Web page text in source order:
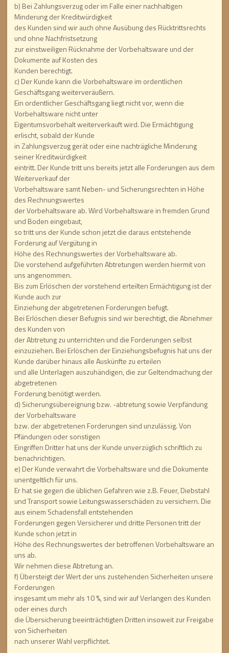
b) Bei Zahlungsverzug oder im Falle einer nachhaltigen
Minderung der Kreditwürdigkeit
des Kunden sind wir auch ohne Ausübung des Rücktrittsrechts
und ohne Nachfristsetzung
zur einstweiligen Rücknahme der Vorbehaltsware und der
Dokumente auf Kosten des
Kunden berechtigt.
c) Der Kunde kann die Vorbehaltsware im ordentlichen
Geschäftsgang weiterveräußern.
Ein ordentlicher Geschäftsgang liegt nicht vor, wenn die
Vorbehaltsware nicht unter
Eigentumsvorbehalt weiterverkauft wird. Die Ermächtigung
erlischt, sobald der Kunde
in Zahlungsverzug gerät oder eine nachträgliche Minderung
seiner Kreditwürdigkeit
eintritt. Der Kunde tritt uns bereits jetzt alle Forderungen aus dem
Weiterverkauf der
Vorbehaltsware samt Neben- und Sicherungsrechten in Höhe
des Rechnungswertes
der Vorbehaltsware ab. Wird Vorbehaltsware in fremden Grund
und Boden eingebaut,
so tritt uns der Kunde schon jetzt die daraus entstehende
Forderung auf Vergütung in
Höhe des Rechnungswertes der Vorbehaltsware ab.
Die vorstehend aufgeführten Abtretungen werden hiermit von
uns angenommen.
Bis zum Erlöschen der vorstehend erteilten Ermächtigung ist der
Kunde auch zur
Einziehung der abgetretenen Forderungen befugt.
Bei Erlöschen dieser Befugnis sind wir berechtigt, die Abnehmer
des Kunden von
der Abtretung zu unterrichten und die Forderungen selbst
einzuziehen. Bei Erlöschen der Einziehungsbefugnis hat uns der
Kunde darüber hinaus alle Auskünfte zu erteilen
und alle Unterlagen auszuhändigen, die zur Geltendmachung der
abgetretenen
Forderung benötigt werden.
d) Sicherungsübereignung bzw. -abtretung sowie Verpfändung
der Vorbehaltsware
bzw. der abgetretenen Forderungen sind unzulässig. Von
Pfändungen oder sonstigen
Eingriffen Dritter hat uns der Kunde unverzüglich schriftlich zu
benachrichtigen.
e) Der Kunde verwahrt die Vorbehaltsware und die Dokumente
unentgeltlich für uns.
Er hat sie gegen die üblichen Gefahren wie z.B. Feuer, Diebstahl
und Transport sowie Leitungswasserschäden zu versichern. Die
aus einem Schadensfall entstehenden
Forderungen gegen Versicherer und dritte Personen tritt der
Kunde schon jetzt in
Höhe des Rechnungswertes der betroffenen Vorbehaltsware an
uns ab.
Wir nehmen diese Abtretung an.
f) Übersteigt der Wert der uns zustehenden Sicherheiten unsere
Forderungen
insgesamt um mehr als 10 %, sind wir auf Verlangen des Kunden
oder eines durch
die Übersicherung beeinträchtigten Dritten insoweit zur Freigabe
von Sicherheiten
nach unserer Wahl verpflichtet.